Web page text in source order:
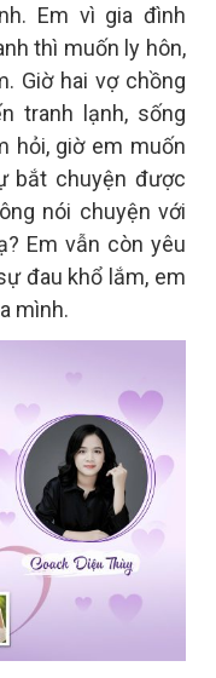
Em vì gia đình
thì muốn ly hôn,
Giờ hai vợ chồng
tranh lạnh, sống
hỏi, giờ em muốn
bắt chuyện được
nói chuyện với
Em vẫn còn yêu
đau khổ lắm, em
mình.